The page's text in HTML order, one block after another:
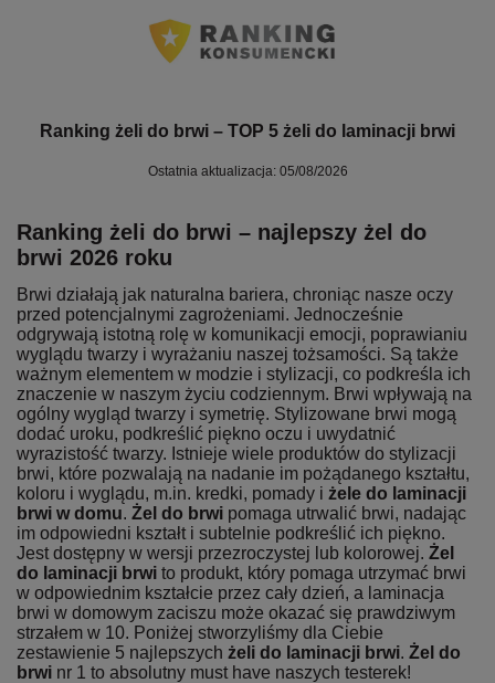
Ranking żeli do brwi – TOP 5 żeli do laminacji brwi
Ostatnia aktualizacja: 05/08/2026
Ranking żeli do brwi – najlepszy żel do
brwi 2026 roku
Brwi działają jak naturalna bariera, chroniąc nasze oczy
przed potencjalnymi zagrożeniami. Jednocześnie
odgrywają istotną rolę w komunikacji emocji, poprawianiu
wyglądu twarzy i wyrażaniu naszej tożsamości. Są także
ważnym elementem w modzie i stylizacji, co podkreśla ich
znaczenie w naszym życiu codziennym. Brwi wpływają na
ogólny wygląd twarzy i symetrię. Stylizowane brwi mogą
dodać uroku, podkreślić piękno oczu i uwydatnić
wyrazistość twarzy. Istnieje wiele produktów do stylizacji
brwi, które pozwalają na nadanie im pożądanego kształtu,
koloru i wyglądu, m.in. kredki, pomady i żele do laminacji
brwi w domu. Żel do brwi pomaga utrwalić brwi, nadając
im odpowiedni kształt i subtelnie podkreślić ich piękno.
Jest dostępny w wersji przezroczystej lub kolorowej. Żel
do laminacji brwi to produkt, który pomaga utrzymać brwi
w odpowiednim kształcie przez cały dzień, a laminacja
brwi w domowym zaciszu może okazać się prawdziwym
strzałem w 10. Poniżej stworzyliśmy dla Ciebie
zestawienie 5 najlepszych żeli do laminacji brwi. Żel do
brwi nr 1 to absolutny must have naszych testerek!